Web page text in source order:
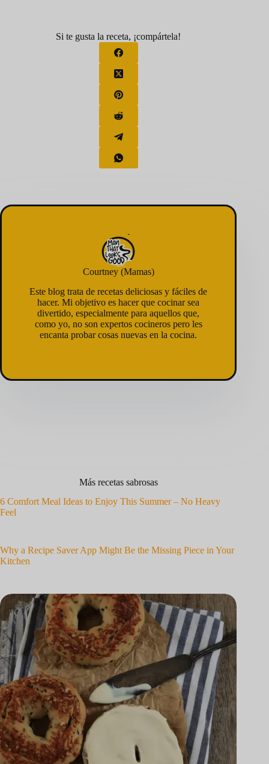
Si te gusta la receta, ¡compártela!
Courtney (Mamas)
Este blog trata de recetas deliciosas y fáciles de
hacer. Mi objetivo es hacer que cocinar sea
divertido, especialmente para aquellos que,
como yo, no son expertos cocineros pero les
encanta probar cosas nuevas en la cocina.
Más recetas sabrosas
6 Comfort Meal Ideas to Enjoy This Summer – No Heavy
Feel
Why a Recipe Saver App Might Be the Missing Piece in Your
Kitchen